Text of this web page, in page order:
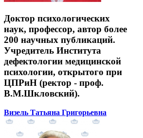
Доктор психологических
наук, профессор, автор более
200 научных публикаций.
Учредитель Института
дефектологии медицинской
психологии, открытого при
ЦПРиН (ректор - проф.
В.М.Шкловский).
Визель Татьяна Григорьевна